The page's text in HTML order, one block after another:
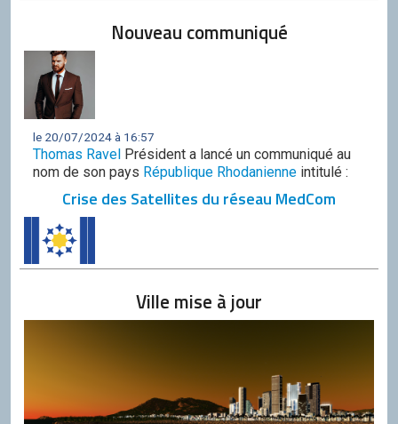
Nouveau communiqué
le 20/07/2024 à 16:57
Thomas Ravel Président a lancé un communiqué au
nom de son pays République Rhodanienne intitulé :
Crise des Satellites du réseau MedCom
Ville mise à jour